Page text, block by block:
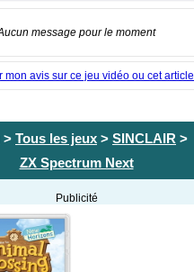
message pour le moment
mon avis sur ce jeu vidéo ou cet article
> Tous les jeux > SINCLAIR >
ZX Spectrum Next
Publicité